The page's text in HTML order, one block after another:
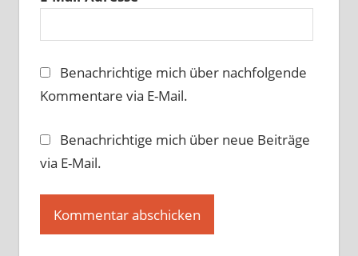
Benachrichtige mich über nachfolgende
Kommentare via E-Mail.
Benachrichtige mich über neue Beiträge
via E-Mail.